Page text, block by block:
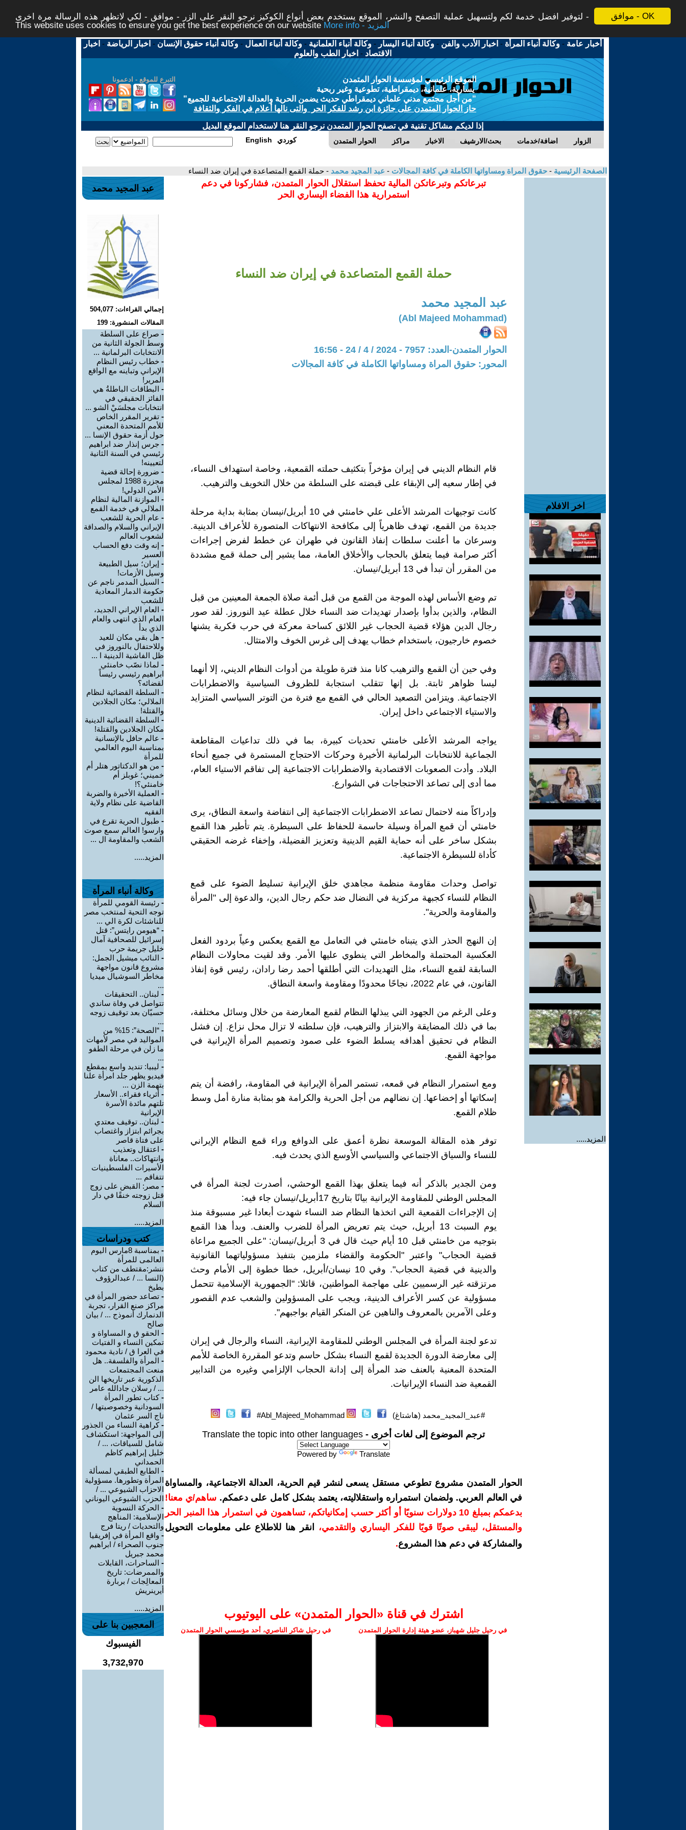
موافق - OK
لتوفير افضل خدمة لكم ولتسهيل عملية التصفح والنشر، الموقع يستخدم بعض أنواع الكوكيز نرجو النقر على الزر - موافق - لكي لاتظهر هذه الرسالة مرة اخرى -
This website uses cookies to ensure you get the best experience on our website
More info - المزيد
أخبار عامة -وكالة أنباء المرأة - اخبار الأدب والفن -وكالة أنباء اليسار -وكالة أنباء العلمانية -وكالة أنباء العمال -وكالة أنباء حقوق الإنسان - اخبار الرياضة - اخبار
الاقتصاد - اخبار الطب والعلوم
التبرع للموقع - ادعمونا
الموقع الرئيسي لمؤسسة الحوار المتمدن
يسارية، علمانية، ديمقراطية، تطوعية وغير ربحية
"من أجل مجتمع مدني علماني ديمقراطي حديث يضمن الحرية والعدالة الاجتماعية للجميع"
حاز الحوار المتمدن على جائزة ابن رشد للفكر الحر والتى نالها أعلام في الفكر والثقافة
إذا لديكم مشاكل تقنية في تصفح الحوار المتمدن نرجو النقر هنا لاستخدام الموقع البديل
الحوار المتمدن مراكز الاخبار بحث/الارشيف اضافة/خدمات الزوار English كوردي
الصفحة الرئيسية - حقوق المراة ومساواتها الكاملة في كافة المجالات - عبد المجيد محمد - حملة القمع المتصاعدة في إيران ضد النساء
اخر الافلام
المزيد.....
تبرعاتكم وتبرعاتكن المالية تحفظ استقلال الحوار المتمدن، فشاركونا في دعم
استمرارية هذا الفضاء اليساري الحر
حملة القمع المتصاعدة في إيران ضد النساء
عبد المجيد محمد
(Abl Majeed Mohammad)
الحوار المتمدن-العدد: 7957 - 2024 / 4 / 24 - 16:56
المحور: حقوق المراة ومساواتها الكاملة في كافة المجالات
قام النظام الديني في إيران مؤخراً بتكثيف حملته القمعية، وخاصة استهداف النساء،
في إطار سعيه إلى الإبقاء على قبضته على السلطة من خلال التخويف والترهيب.
كانت توجيهات المرشد الأعلى علي خامنئي في 10 أبريل/نيسان بمثابة بداية مرحلة
جديدة من القمع، تهدف ظاهرياً إلى مكافحة الانتهاكات المتصورة للأعراف الدينية.
وسرعان ما أعلنت سلطات إنفاذ القانون في طهران عن خطط لفرض إجراءات
أكثر صرامة فيما يتعلق بالحجاب والأخلاق العامة، مما يشير إلى حملة قمع مشددة
من المقرر أن تبدأ في 13 أبريل/نيسان.
تم وضع الأساس لهذه الموجة من القمع من قبل أئمة صلاة الجمعة المعينين من قبل
النظام، والذين بدأوا بإصدار تهديدات ضد النساء خلال عطلة عيد النوروز. لقد صور
رجال الدين هؤلاء قضية الحجاب غير اللائق كساحة معركة في حرب فكرية يشنها
خصوم خارجيون، باستخدام خطاب يهدف إلى غرس الخوف والامتثال.
وفي حين أن القمع والترهيب كانا منذ فترة طويلة من أدوات النظام الديني، إلا أنهما
ليسا ظواهر ثابتة. بل إنها تتقلب استجابة للظروف السياسية والاضطرابات
الاجتماعية. ويتزامن التصعيد الحالي في القمع مع فترة من التوتر السياسي المتزايد
والاستياء الاجتماعي داخل إيران.
يواجه المرشد الأعلى خامنئي تحديات كبيرة، بما في ذلك تداعيات المقاطعة
الجماعية للانتخابات البرلمانية الأخيرة وحركات الاحتجاج المستمرة في جميع أنحاء
البلاد. وأدت الصعوبات الاقتصادية والاضطرابات الاجتماعية إلى تفاقم الاستياء العام،
مما أدى إلى تصاعد الاحتجاجات في الشوارع.
وإدراكاً منه لاحتمال تصاعد الاضطرابات الاجتماعية إلى انتفاضة واسعة النطاق، يرى
خامنئي أن قمع المرأة وسيلة حاسمة للحفاظ على السيطرة. يتم تأطير هذا القمع
بشكل ساخر على أنه حماية القيم الدينية وتعزيز الفضيلة، وإخفاء غرضه الحقيقي
كأداة للسيطرة الاجتماعية.
تواصل وحدات مقاومة منظمة مجاهدي خلق الإيرانية تسليط الضوء على قمع
النظام للنساء كجبهة مركزية في النضال ضد حكم رجال الدين، والدعوة إلى "المرأة
والمقاومة والحرية".
إن النهج الحذر الذي يتبناه خامنئي في التعامل مع القمع يعكس وعياً بردود الفعل
العكسية المحتملة والمخاطر التي ينطوي عليها الأمر. وقد لقيت محاولات النظام
السابقة لقمع النساء، مثل التهديدات التي أطلقها أحمد رضا رادان، رئيس قوة إنفاذ
القانون، في عام 2022، نجاحًا محدودًا ومقاومة واسعة النطاق.
وعلى الرغم من الجهود التي يبذلها النظام لقمع المعارضة من خلال وسائل مختلفة،
بما في ذلك المضايقة والابتزاز والترهيب، فإن سلطته لا تزال محل نزاع. إن فشل
النظام في تحقيق أهدافه يسلط الضوء على صمود وتصميم المرأة الإيرانية في
مواجهة القمع.
ومع استمرار النظام في قمعه، تستمر المرأة الإيرانية في المقاومة، رافضة أن يتم
إسكاتها أو إخضاعها. إن نضالهم من أجل الحرية والكرامة هو بمثابة منارة أمل وسط
ظلام القمع.
توفر هذه المقالة الموسعة نظرة أعمق على الدوافع وراء قمع النظام الإيراني
للنساء والسياق الاجتماعي والسياسي الأوسع الذي يحدث فيه.
ومن الجدير بالذكر أنه فيما يتعلق بهذا القمع الوحشي، أصدرت لجنة المرأة في
المجلس الوطني للمقاومة الإيرانية بيانًا بتاريخ 17أبريل/نيسان جاء فيه:
إن الإجراءات القمعية التي اتخذها النظام ضد النساء شهدت أبعادا غير مسبوقة منذ
يوم السبت 13 أبريل، حيث يتم تعريض المرأة للضرب والعنف. وبدأ هذا القمع
بتوجيه من خامنئي قبل 10 أيام حيث قال في 3 أبريل/نيسان: "على الجميع مراعاة
قضية الحجاب" واعتبر "الحكومة والقضاء ملزمين بتنفيذ مسؤولياتهما القانونية
والدينية في قضية الحجاب". وفي 10 نيسان/أبريل، خطا خطوة إلى الأمام وحث
مرتزقته غير الرسميين على مهاجمة المواطنين، قائلا: "الجمهورية الإسلامية تتحمل
مسؤولية عن كسر الأعراف الدينية، ويجب على المسؤولين والشعب عدم القصور
وعلى الآمرين بالمعروف والناهين عن المنكر القيام بواجبهم".
تدعو لجنة المرأة في المجلس الوطني للمقاومة الإيرانية، النساء والرجال في إيران
إلى معارضة الدورة الجديدة لقمع النساء بشكل حاسم وتدعو المقررة الخاصة للأمم
المتحدة المعنية بالعنف ضد المرأة إلى إدانة الحجاب الإلزامي وغيره من التدابير
القمعية ضد النساء الإيرانيات.
#عبد_المجيد_محمد (هاشتاغ) Abl_Majeed_Mohammad#
ترجم الموضوع إلى لغات أخرى - Translate the topic into other languages
Powered by Translate
الحوار المتمدن مشروع تطوعي مستقل يسعى لنشر قيم الحرية، العدالة الاجتماعية، والمساواة
في العالم العربي. ولضمان استمراره واستقلاليته، يعتمد بشكل كامل على دعمكم. ساهم/ي معنا!
بدعمكم بمبلغ 10 دولارات سنويًا أو أكثر حسب إمكانياتكم، تساهمون في استمرار هذا المنبر الحر
والمستقل، ليبقى صوتًا قويًا للفكر اليساري والتقدمي،
انقر هنا للاطلاع على معلومات التحويل
والمشاركة في دعم هذا المشروع.
اشترك في قناة ‫«الحوار المتمدن» على اليوتيوب
في رحيل جليل شهباز، عضو هيئة إدارة الحوار المتمدن في رحيل شاكر الناصري، أحد مؤسسي الحوار المتمدن
عبد المجيد محمد
إجمالي القراءات: 504,077
المقالات المنشورة: 199
- صراع على السلطة
وسط الجولة الثانية من
الانتخابات البرلمانية ...
- خطاب رئيس النظام
الإيراني وتباينه مع الواقع
المرير!
- البطاقات الباطلةُ هي
الفائز الحقيقي في
انتخابات مجلسَيْ الشو ...
- تقرير المقرر الخاص
للأمم المتحدة المعني
حول أزمة حقوق الإنسا ...
- جرس إنذار ضد ابراهيم
رئيسي في السنة الثانية
لتعيينه!
- ضرورة إحالة قضية
مجزرة 1988 لمجلس
الأمن الدولي!
- الموازنة المالية لنظام
الملالي في خدمة القمع
- عام الحرية للشعب
الإيراني والسلام والصداقة
لشعوب العالم
- إنه وقت دفع الحساب
العسير
- إيران؛ سيل الطبيعة
وسيل الأزمات!
- السيل المدمر ناجم عن
حكومة الدمار المعادية
للشعب
- العام الإيراني الجديد،
العام الذي انتهى والعام
الذي بدأ
- هل بقي مكان للعيد
وللاحتفال بالنوروز في
ظل الفاشية الدينية ا ...
- لماذا نصّب خامنئي
ابراهيم رئيسي رئيساً
لقضائه؟
- السلطة القضائية لنظام
الملالي؛ مكان الجلادين
والقتلة!
- السلطة القضائية الدينية
مكان الجلادين والقتلة!
- عالم حافل بالإنسانية
بمناسبة اليوم العالمي
للمرأة
- من هو الدكتاتور هتلر أم
خميني؛ غوبلز أم
خامنئي؟!
- العملية الأخيرة والضربة
القاضية على نظام ولاية
الفقيه
- طبول الحرية تقرع في
وارسو! العالم سمع صوت
الشعب والمقاومة ال ...
المزيد.....
وكالة أنباء المرأة
- رئيسة القومي للمرأة
توجه التحية لمنتخب مصر
للناشئات لكرة الي ...
- “هيومن رايتس”: قتل
إسرائيل للصحافية آمال
خليل جريمة حرب
- النائب ميشيل الجمل:
مشروع قانون مواجهة
مخاطر السوشيال ميديا
...
- لبنان.. التحقيقات
تتواصل في وفاة ساندي
حسيّان بعد توقيف زوجه
...
-
“الصحة”: 15% من
المواليد في مصر لأمهات
ما زلن في مرحلة الطفو
...
- ليبيا: تنديد واسع بمقطع
فيديو يظهر جلد امرأة علنا
بتهمة الزن ...
- أثرياء فقراء.. الأسعار
تلتهم مائدة الأسرة
الإيرانية
- لبنان.. توقيف معتدي
بجرائم ابتزاز واغتصاب
على فتاة قاصر
- اعتقال وتعذيب
وانتهاكات.. معاناة
الأسيرات الفلسطينيات
تتفاقم ...
- مصر: القبض على زوج
قتل زوجته خنقًا في دار
السلام
المزيد.....
كتب ودراسات
-
بمناسبة 8مارس اليوم
العالمى للمرأة
ننشر:مقتطف من كتاب
(النسا ... / عبدالرؤوف
بطيخ
- تصاعد حضور المرأة في
مراكز صنع القرار، تجربة
الدنمارك أنموذج ... / بيان
صالح
- الحقو ق و المساواة و
تمكين النساء و الفتيات
في العرا ق / نادية محمود
- المرأة والفلسفة.. هل
منعت المجتمعات
الذكورية عبر تاريخها الن
... / رسلان جادالله عامر
-كتاب تطور المرأة
السودانية وخصوصيتها /
تاج السر عثمان
-كراهية النساء من الجذور
إلى المواجهة: استكشاف
شامل للسياقات، ... /
خليل إبراهيم كاظم
الحمداني
- الطابع الطبقي لمسألة
المرأة وتطورها. مسؤولية
الاحزاب الشيوعي ... /
الحزب الشيوعي اليوناني
- الحركة النسوية
الإسلامية: المناهج
والتحديات / ريتا فرج
- واقع المرأة في إفريقيا
جنوب الصحراء / ابراهيم
محمد جبريل
- الساحرات، القابلات
والممرضات: تاريخ
المعالِجات / بربارة
أيرينريش
المزيد.....
المعجبين بنا على
الفيسبوك
3,732,970